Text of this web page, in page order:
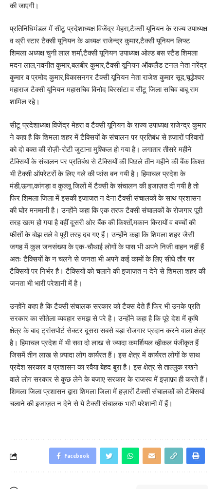
की जाएगी।
प्रतिनिधिमंडल में सीटू प्रदेशाध्यक्ष विजेंद्र मेहरा,टैक्सी यूनियन के राज्य उपाध्यक्ष
व थ्री स्टार टैक्सी यूनियन के अध्यक्ष राजेन्द्र कुमार,टैक्सी यूनियन लिफ्ट
शिमला अध्यक्ष चुनी लाल शर्मा,टैक्सी यूनियन उपाध्यक्ष ओल्ड बस स्टैंड शिमला
मदन लाल,नवनीत कुमार,बलबीर कुमार,टैक्सी यूनियन ऑकलैंड टनल नेता नरेंद्र
कुमार व प्रमोद कुमार,विकासनगर टैक्सी यूनियन नेता राजेश कुमार सूद,चूड़ेश्वर
महाराज टैक्सी यूनियन महासचिव विनोद बिरसांटा व सीटू जिला सचिव बाबू राम
शामिल रहे।
सीटू प्रदेशाध्यक्ष विजेंद्र मेहरा व टैक्सी यूनियन के राज्य उपाध्यक्ष राजेन्द्र कुमार
ने कहा है कि शिमला शहर में टैक्सियों के संचालन पर प्रतिबंध से हज़ारों परिवारों
को दो वक्त की रोज़ी-रोटी जुटाना मुश्किल हो गया है। लगातार तीसरे महीने
टैक्सियों के संचालन पर प्रतिबंध से टैक्सियों की पिछले तीन महीने की बैंक किश्त
भी टैक्सी ऑपरेटरों के लिए गले की फांस बन गयी है। हिमाचल प्रदेश के
मंडी,ऊना,कांगड़ा व कुल्लू जिलों में टैक्सी के संचालन की इजाज़त दी गयी है तो
फिर शिमला जिला में इसकी इजाजत न देना टैक्सी संचालकों के साथ प्रशासन
की घोर मनमानी है। उन्होंने कहा कि एक तरफ टैक्सी संचालकों के रोजगार पूरी
तरह खत्म हो गया है वहीं दूसरी ओर बैंक की किश्तों,मकान किरायों व बच्चों की
फीसों के बोझ तले वे पूरी तरह दब गए हैं। उन्होंने कहा कि शिमला शहर जैसी
जगह में कुल जनसंख्या के एक-चौथाई लोगों के पास भी अपने निजी वाहन नहीं हैं
अतः टैक्सियों के न चलने से जनता भी अपने कई कामों के लिए सीधे तौर पर
टैक्सियों पर निर्भर है। टैक्सियों को चलाने की इजाज़त न देने से शिमला शहर की
जनता भी भारी परेशानी में है।
उन्होंने कहा है कि टैक्सी संचालक सरकार को टैक्स देते हैं फिर भी उनके प्रति
सरकार का सौतेला व्यवहार समझ से परे है। उन्होंने कहा है कि पूरे देश में कृषि
क्षेत्र के बाद ट्रांसपोर्ट सेक्टर दूसरा सबसे बड़ा रोजगार प्रदान करने वाला क्षेत्र
है। हिमाचल प्रदेश में भी सवा दो लाख से ज्यादा कमर्शियल व्हीकल पंजीकृत हैं
जिसमें तीन लाख से ज़्यादा लोग कार्यरत हैं। इस क्षेत्र में कार्यरत लोगों के साथ
प्रदेश सरकार व प्रशासन का रवैया बेहद बुरा है। इस क्षेत्र से ताल्लुक रखने
वाले लोग सरकार से कुछ लेने के बजाए सरकार के राजस्व में इज़ाफ़ा ही करते हैं।
शिमला जिला प्रशासन द्वारा शिमला जिला में हज़ारों टैक्सी संचालकों को टैक्सियां
चलाने की इजाज़त न देने से ये टैक्सी संचालक भारी परेशानी में हैं।
Facebook